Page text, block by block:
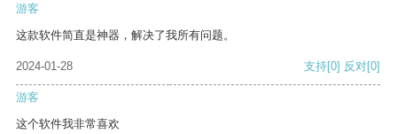
游客
这款软件简直是神器，解决了我所有问题。
2024-01-28 支持[0] 反对[0]
游客
这个软件我非常喜欢